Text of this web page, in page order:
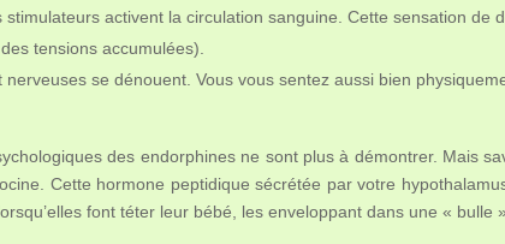
stimulateurs activent la circulation sanguine. Cette sensation
tensions accumulées).
se dénouent. Vous vous sentez aussi bien
des endorphines ne sont plus à démontrer. Mais
Cette hormone peptidique sécrétée par votre
font téter leur bébé, les enveloppant dans une « bulle